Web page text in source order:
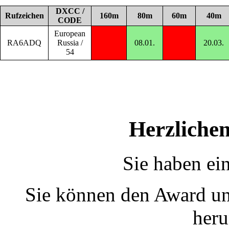
Rufzeichen
DXCC /
CODE
160m 80m 60m 40m
RA6ADQ
European
Russia /
54
08.01. 20.03.
Sie haben
Sie können den Award